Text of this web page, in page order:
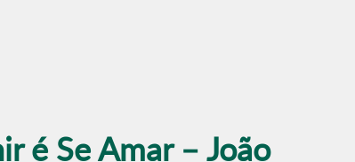
é Se Amar – João